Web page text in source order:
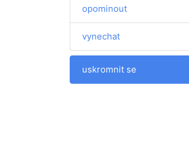
opominout
vynechat
uskromnit se